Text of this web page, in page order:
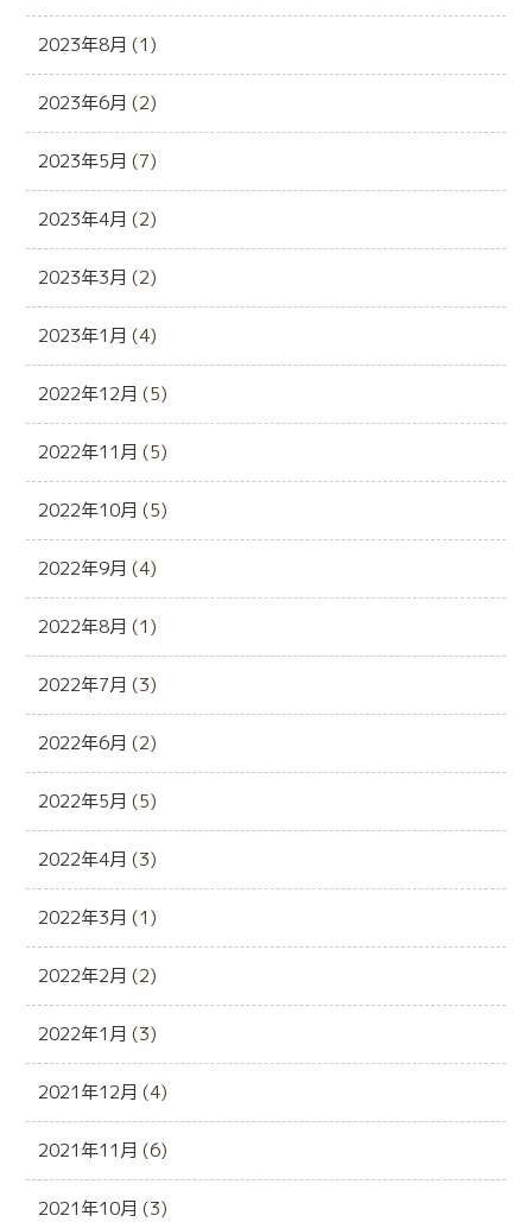
2023年8月 (1)
2023年6月 (2)
2023年5月 (7)
2023年4月 (2)
2023年3月 (2)
2023年1月 (4)
2022年12月 (5)
2022年11月 (5)
2022年10月 (5)
2022年9月 (4)
2022年8月 (1)
2022年7月 (3)
2022年6月 (2)
2022年5月 (5)
2022年4月 (3)
2022年3月 (1)
2022年2月 (2)
2022年1月 (3)
2021年12月 (4)
2021年11月 (6)
2021年10月 (3)